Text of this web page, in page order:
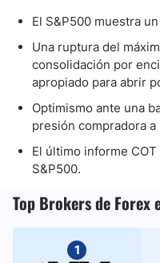
El S&P500 muestra
Una ruptura del
consolidación por
apropiado para abrir
Optimismo ante una
presión compradora a
El último informe
S&P500.
Top Brokers de Forex
1